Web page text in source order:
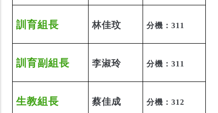
訓育組長 林佳玟 分機：311
訓育副組長 李淑玲 分機：311
生教組長 蔡佳成 分機：312